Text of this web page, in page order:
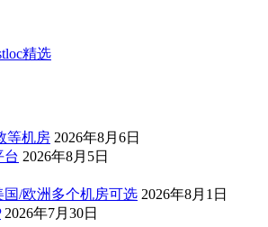
精选
等机房 2026年8月6日
台 2026年8月5日
国/欧洲多个机房可选 2026年8月1日
2026年7月30日